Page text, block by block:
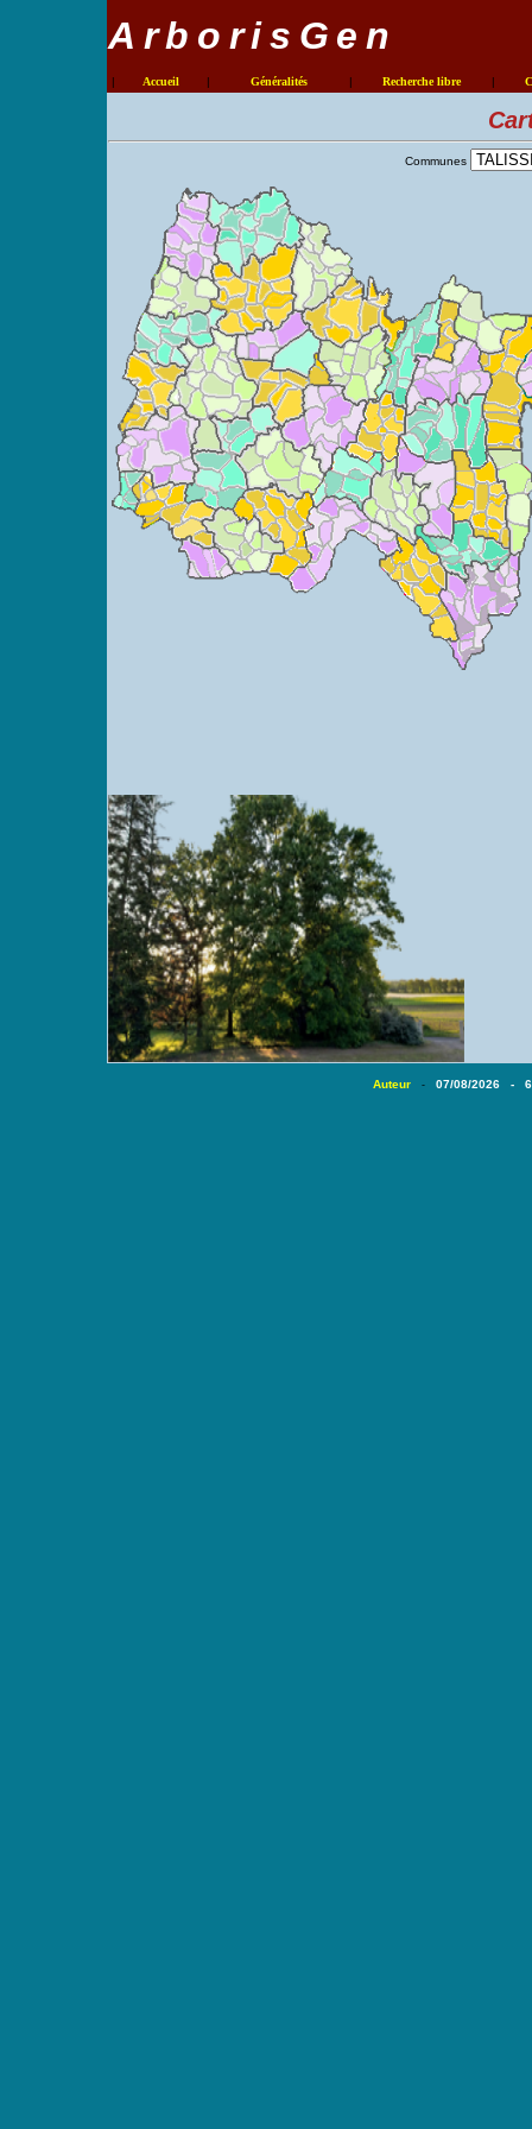
ArborisGen
| Accueil | Généralités | Recherche libre |
Communes
Auteur - 07/08/2026 -